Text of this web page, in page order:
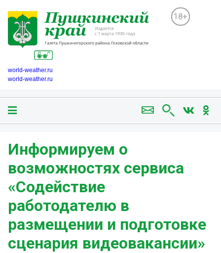
18+
world-weather.ru
world-weather.ru
Информируем о
возможностях сервиса
«Содействие
работодателю в
размещении и подготовке
сценария видеовакансии»